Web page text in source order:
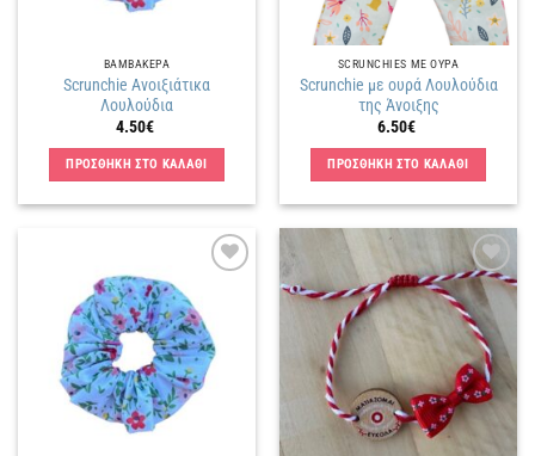
ΒΑΜΒΑΚΕΡΑ
Scrunchie Ανοιξιάτικα
Λουλούδια
4.50€
ΠΡΟΣΘΗΚΗ ΣΤΟ ΚΑΛΑΘΙ
SCRUNCHIES ΜΕ ΟΥΡΑ
Scrunchie με ουρά Λουλούδια
της Άνοιξης
6.50€
ΠΡΟΣΘΗΚΗ ΣΤΟ ΚΑΛΑΘΙ
λίστα
επιθυμιών
Πρόσθήκη
στην
λίστα
επιθυμιών